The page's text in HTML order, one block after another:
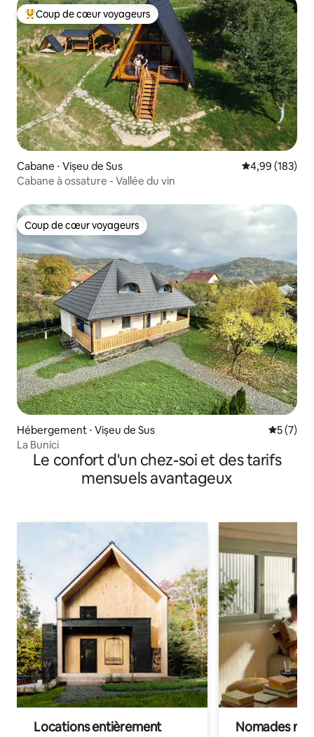
Coups de cœur voyageurs les plus appréciés
Coup de cœur voyageurs
Cabane ⋅ Vișeu de Sus Évaluation
4,99 (183)
Cabane à ossature - Vallée du vin
Coup de cœur voyageurs
Coup de cœur voyageurs
Hébergement ⋅ Vișeu de Sus
5 (7)
La Bunici
Le confort d'un chez-soi et des tarifs
mensuels avantageux
Locations entièrement
Nomades